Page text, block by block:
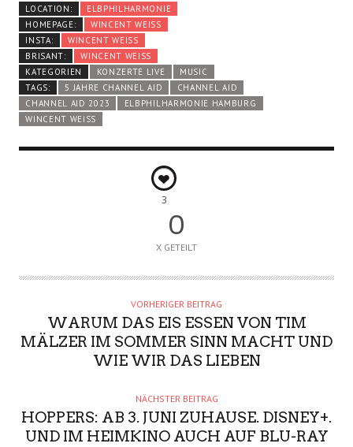
LOCATION:
ELBPHILHARMONIE
HOMEPAGE:
WINCENT WEISS
INSTA:
WINCENT WEISS
BRISANT:
WINCENT WEISS
KATEGORIEN
KONZERTE LIVE
MUSIC
TAGS:
5 JAHRE CHANNEL AID
CHANNEL AID
CHANNEL AID 2023
ELBPHILHARMONIE HAMBURG
WINCENT WEISS
3
0
X GETEILT
VORHERIGER BEITRAG
WARUM DAS EIS ESSEN VON TIM
MÄLZER IM SOMMER SINN MACHT UND
WIE WIR DAS LIEBEN
NÄCHSTER BEITRAG
HOPPERS: AB 3. JUNI ZUHAUSE. DISNEY+.
UND IM HEIMKINO AUCH AUF BLU-RAY